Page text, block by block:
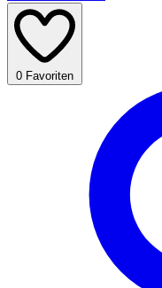
0 Favoriten